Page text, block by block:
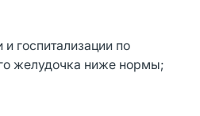
госпитализации по
желудочка ниже нормы;